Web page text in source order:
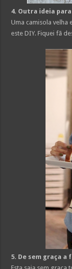
4. Outra ideia
Uma camisola velha
este DIY. Fiquei fã
5. De sem graça a